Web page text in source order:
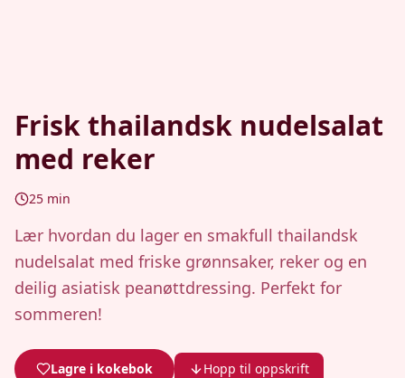
Frisk thailandsk nudelsalat
med reker
25 min
Lær hvordan du lager en smakfull thailandsk
nudelsalat med friske grønnsaker, reker og en
deilig asiatisk peanøttdressing. Perfekt for
sommeren!
Lagre i kokebok Hopp til oppskrift